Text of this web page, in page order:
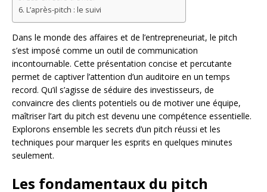
L’après-pitch : le suivi
Dans le monde des affaires et de l’entrepreneuriat, le pitch
s’est imposé comme un outil de communication
incontournable. Cette présentation concise et percutante
permet de captiver l’attention d’un auditoire en un temps
record. Qu’il s’agisse de séduire des investisseurs, de
convaincre des clients potentiels ou de motiver une équipe,
maîtriser l’art du pitch est devenu une compétence essentielle.
Explorons ensemble les secrets d’un pitch réussi et les
techniques pour marquer les esprits en quelques minutes
seulement.
Les fondamentaux du pitch